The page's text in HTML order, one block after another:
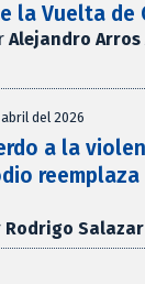
la Vuelta de
Alejandro Arros
del 2026
a la
reemplaza
Rodrigo Salazar